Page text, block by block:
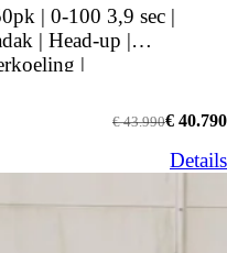
| 0-100 3,9 sec |
| Head-up |
|
€ 40.790
€ 43.990
Details